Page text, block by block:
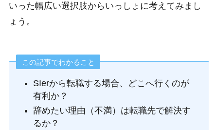
いった幅広い選択肢からいっしょに考えてみまし
ょう。
この記事でわかること
SIerから転職する場合、どこへ行くのが
有利か？
辞めたい理由（不満）は転職先で解決す
るか？